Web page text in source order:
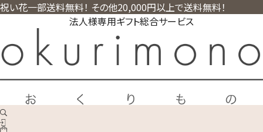
祝い花一部送料無料！ その他20,000円以上で送料無料！
法人様専用ギフト総合サービス